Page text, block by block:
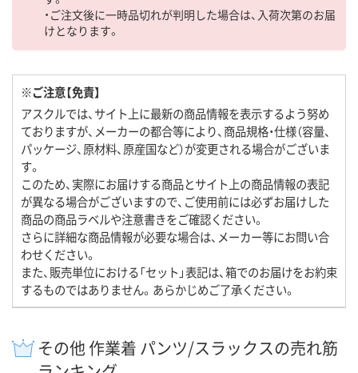
・ご注文後に一時品切れが判明した場合は、入荷次第のお届
けとなります。
※ご注意【免責】
アスクルでは、サイト上に最新の商品情報を表示するよう努め
ておりますが、メーカーの都合等により、商品規格・仕様（容量、
パッケージ、原材料、原産国など）が変更される場合がございま
す。
このため、実際にお届けする商品とサイト上の商品情報の表記
が異なる場合がございますので、ご使用前には必ずお届けした
商品の商品ラベルや注意書きをご確認ください。
さらに詳細な商品情報が必要な場合は、メーカー等にお問い合
わせください。
また、販売単位における「セット」表記は、箱でのお届けをお約束
するものではありません。あらかじめご了承ください。
その他 作業着 パンツ/スラックスの売れ筋